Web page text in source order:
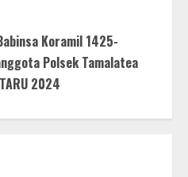
Koramil 1425-
Polsek Tamalatea
2024